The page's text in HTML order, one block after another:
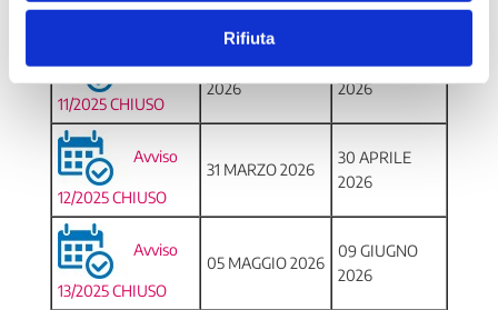
Rifiuta
10/2025 CHIUSO
Avviso
11/2025 CHIUSO
24 FEBBRAIO
2026
26 MARZO
2026
Avviso
12/2025 CHIUSO
31 MARZO 2026
30 APRILE
2026
Avviso
13/2025 CHIUSO
05 MAGGIO 2026
09 GIUGNO
2026